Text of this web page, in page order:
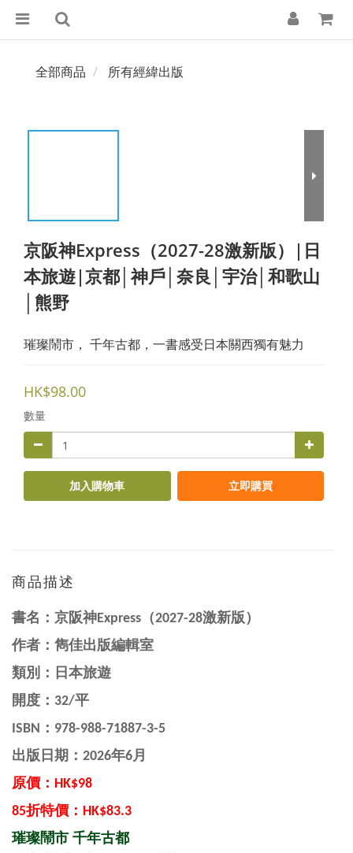
全部商品 所有經緯出版
京阪神Express（2027-28激新版）|日
本旅遊|京都│神戶│奈良│宇治│和歌山
│熊野
璀璨鬧市， 千年古都，一書感受日本關西獨有魅力
HK$98.00
數量
加入購物車 立即購買
商品描述
書名： 京阪神Express（2027-28激新版）
作者： 雋佳出版編輯室
類別：日本旅遊
開度：32/平
ISBN： 978-988-71887-3-5
出版日期：2026年6月
原價：HK$98
85折特價：HK$83.3
璀璨鬧市 千年古都